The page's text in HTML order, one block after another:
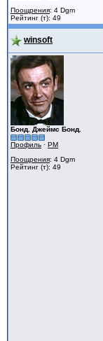
Поощрения: 4 Dgm
Рейтинг (т): 49
winsoft
Бонд. Джеймс Бонд.
Профиль · PM
Поощрения: 4 Dgm
Рейтинг (т): 49